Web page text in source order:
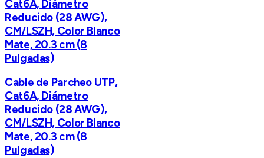
Cat6A, Diámetro
Reducido (28 AWG),
CM/LSZH, Color Blanco
Mate, 20.3 cm (8
Pulgadas)
Cable de Parcheo UTP,
Cat6A, Diámetro
Reducido (28 AWG),
CM/LSZH, Color Blanco
Mate, 20.3 cm (8
Pulgadas)